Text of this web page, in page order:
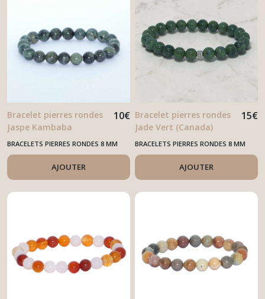
Bracelet pierres rondes
Jaspe Kambaba
10€
BRACELETS PIERRES RONDES 8 MM
AJOUTER
Bracelet pierres rondes
Jade Vert (Canada)
15€
BRACELETS PIERRES RONDES 8 MM
AJOUTER